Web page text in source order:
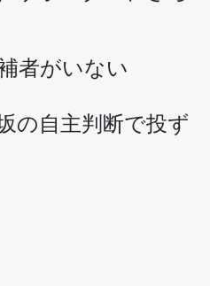
者がいない
の自主判断で投ず